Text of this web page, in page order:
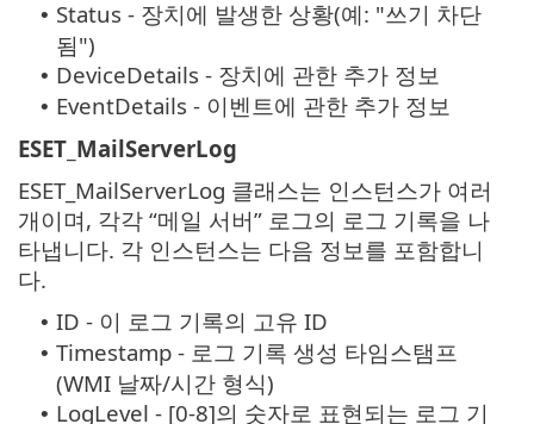
• Status - 장치에 발생한 상황(예: "쓰기 차단
됨")
• DeviceDetails - 장치에 관한 추가 정보
• EventDetails - 이벤트에 관한 추가 정보
ESET_MailServerLog
ESET_MailServerLog 클래스는 인스턴스가 여러
개이며, 각각 “메일 서버” 로그의 로그 기록을 나
타냅니다. 각 인스턴스는 다음 정보를 포함합니
다.
• ID - 이 로그 기록의 고유 ID
• Timestamp - 로그 기록 생성 타임스탬프
(WMI 날짜/시간 형식)
• LogLevel - [0-8]의 숫자로 표현되는 로그 기